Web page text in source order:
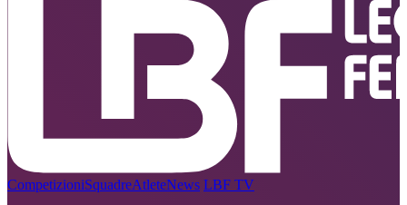
CompetizioniSquadreAtleteNews LBF TV